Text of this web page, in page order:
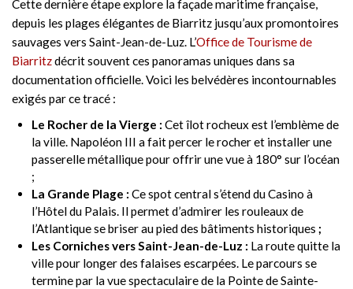
Cette dernière étape explore la façade maritime française,
depuis les plages élégantes de Biarritz jusqu’aux promontoires
sauvages vers Saint-Jean-de-Luz. L’Office de Tourisme de
Biarritzdécrit souvent ces panoramas uniques dans sa
documentation officielle. Voici les belvédères incontournables
exigés par ce tracé :
Le Rocher de la Vierge : Cet îlot rocheux est l’emblème de
la ville. Napoléon III a fait percer le rocher et installer une
passerelle métallique pour offrir une vue à 180° sur l’océan
;
La Grande Plage : Ce spot central s’étend du Casino à
l’Hôtel du Palais. Il permet d’admirer les rouleaux de
l’Atlantique se briser au pied des bâtiments historiques ;
Les Corniches vers Saint-Jean-de-Luz : La route quitte la
ville pour longer des falaises escarpées. Le parcours se
termine par la vue spectaculaire de la Pointe de Sainte-